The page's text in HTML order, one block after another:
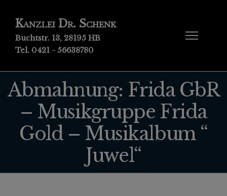
Kanzlei Dr. Schenk
Buchtstr. 13, 28195 HB
Tel. 0421 - 56638780
Abmahnung: Frida GbR
– Musikgruppe Frida
Gold – Musikalbum “
Juwel“